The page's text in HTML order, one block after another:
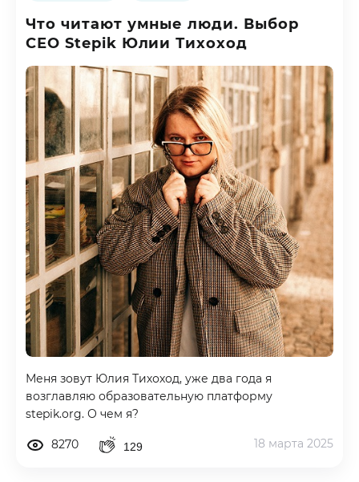
Что читают умные люди. Выбор
СЕО Stepik Юлии Тихоход
Меня зовут Юлия Тихоход, уже два года я
возглавляю образовательную платформу
stepik.org. О чем я?
8270 129 18 марта 2025